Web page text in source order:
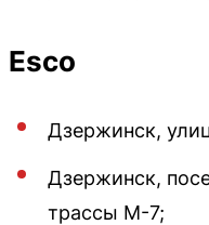
Еsco
Дзержинск,
Дзержинск,
трассы М-7;